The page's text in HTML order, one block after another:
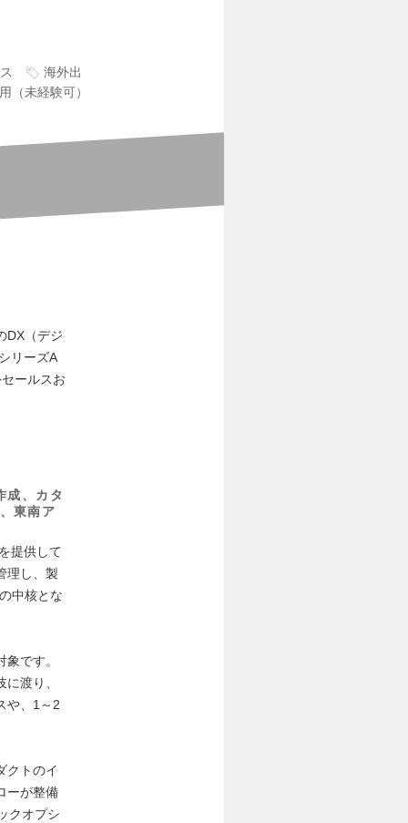
海外出
（未経験可）
DX（デジ
リーズA
ールスお
成、カタ
東南ア
提供して
理し、製
中核とな
です。
渡り、
や、1～2
クトのイ
ーが整備
クオプシ